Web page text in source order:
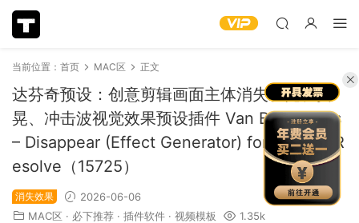
当前位置： 首页 MAC区 正文
达芬奇预设：创意剪辑画面主体消失发光、摇
晃、冲击波视觉效果预设插件 Van Beek Films
– Disappear (Effect Generator) for DaVinci R
esolve（15725）
消失效果
2026-06-06
MAC区 · 必下推荐 · 插件软件 · 视频模板 1.35k